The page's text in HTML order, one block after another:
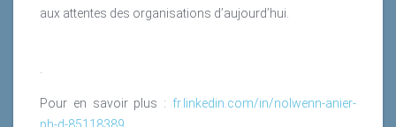
aux attentes des organisations d’aujourd’hui.
Pour en savoir plus : fr.linkedin.com/in/nolwenn-anier-